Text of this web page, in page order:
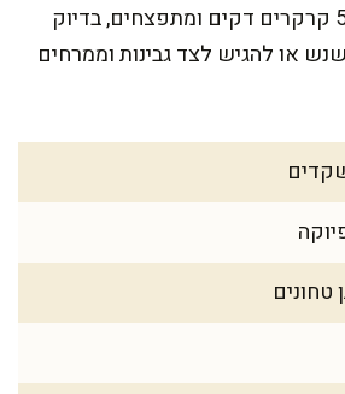
המתכון מספיק לכ-50 קרקרים דקים ומתפצחים, בדיוק
או להגיש לצד גבינות וממרחים